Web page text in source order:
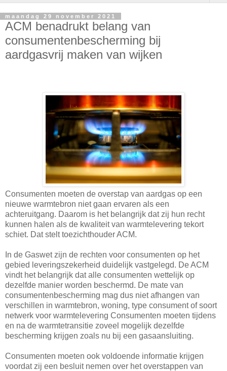
maandag 29 november 2021
ACM benadrukt belang van
consumentenbescherming bij
aardgasvrij maken van wijken
Consumenten moeten de overstap van aardgas op een
nieuwe warmtebron niet gaan ervaren als een
achteruitgang. Daarom is het belangrijk dat zij hun recht
kunnen halen als de kwaliteit van warmtelevering tekort
schiet. Dat stelt toezichthouder ACM.
In de Gaswet zijn de rechten voor consumenten op het
gebied leveringszekerheid duidelijk vastgelegd. De ACM
vindt het belangrijk dat alle consumenten wettelijk op
dezelfde manier worden beschermd. De mate van
consumentenbescherming mag dus niet afhangen van
verschillen in warmtebron, woning, type consument of soort
netwerk voor warmtelevering Consumenten moeten tijdens
en na de warmtetransitie zoveel mogelijk dezelfde
bescherming krijgen zoals nu bij een gasaansluiting.
Consumenten moeten ook voldoende informatie krijgen
voordat zij een besluit nemen over het overstappen van